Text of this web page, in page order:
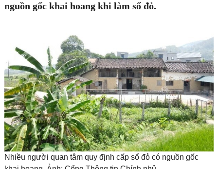
nguồn gốc khai hoang khi làm sổ đỏ.
Nhiều người quan tâm quy định cấp sổ đỏ có nguồn gốc